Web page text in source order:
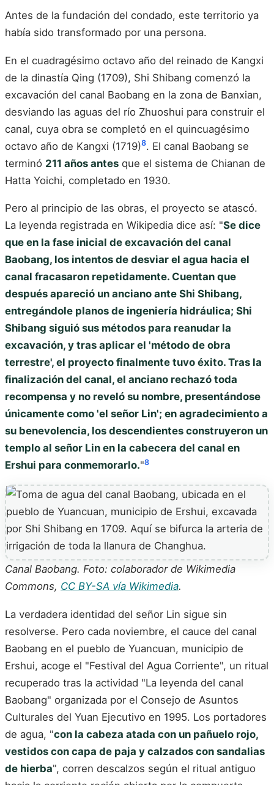
Antes de la fundación del condado, este territorio ya
había sido transformado por una persona.
En el cuadragésimo octavo año del reinado de Kangxi
de la dinastía Qing (1709), Shi Shibang comenzó la
excavación del canal Baobang en la zona de Banxian,
desviando las aguas del río Zhuoshui para construir el
canal, cuya obra se completó en el quincuagésimo
octavo año de Kangxi (1719)8. El canal Baobang se
terminó 211 años antes que el sistema de Chianan de
Hatta Yoichi, completado en 1930.
Pero al principio de las obras, el proyecto se atascó.
La leyenda registrada en Wikipedia dice así: "Se dice
que en la fase inicial de excavación del canal
Baobang, los intentos de desviar el agua hacia el
canal fracasaron repetidamente. Cuentan que
después apareció un anciano ante Shi Shibang,
entregándole planos de ingeniería hidráulica; Shi
Shibang siguió sus métodos para reanudar la
excavación, y tras aplicar el 'método de obra
terrestre', el proyecto finalmente tuvo éxito. Tras la
finalización del canal, el anciano rechazó toda
recompensa y no reveló su nombre, presentándose
únicamente como 'el señor Lin'; en agradecimiento a
su benevolencia, los descendientes construyeron un
templo al señor Lin en la cabecera del canal en
Ershui para conmemorarlo."8
Canal Baobang. Foto: colaborador de Wikimedia
Commons, CC BY-SA vía Wikimedia.
La verdadera identidad del señor Lin sigue sin
resolverse. Pero cada noviembre, el cauce del canal
Baobang en el pueblo de Yuancuan, municipio de
Ershui, acoge el "Festival del Agua Corriente", un ritual
recuperado tras la actividad "La leyenda del canal
Baobang" organizada por el Consejo de Asuntos
Culturales del Yuan Ejecutivo en 1995. Los portadores
de agua, "con la cabeza atada con un pañuelo rojo,
vestidos con capa de paja y calzados con sandalias
de hierba", corren descalzos según el ritual antiguo